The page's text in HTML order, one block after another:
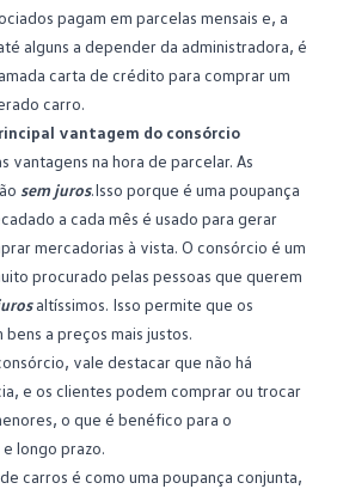
pagam em parcelas mensais e, a
alguns a depender da administradora, é
carta de crédito para comprar um
carro.
vantagem do consórcio
vantagens na hora de parcelar. As
sem juros.Isso porque é uma poupança
a cada mês é usado para gerar
mercadorias à vista. O consórcio é um
procurado pelas pessoas que querem
altíssimos. Isso permite que os
a preços mais justos.
vale destacar que não há
e os clientes podem comprar ou trocar
o que é benéfico para o
longo prazo.
carros é como uma poupança conjunta,